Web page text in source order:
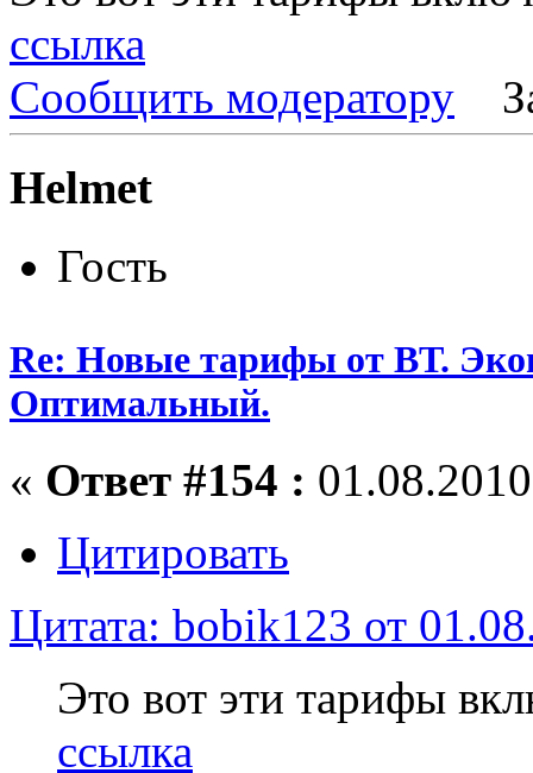
ссылка
Сообщить модератору
Helmet
Гость
Re: Новые тарифы от ВТ.
Оптимальный.
« Ответ #154 :
Цитировать
Цитата: bobik123 от
Это вот эти тарифы
ссылка